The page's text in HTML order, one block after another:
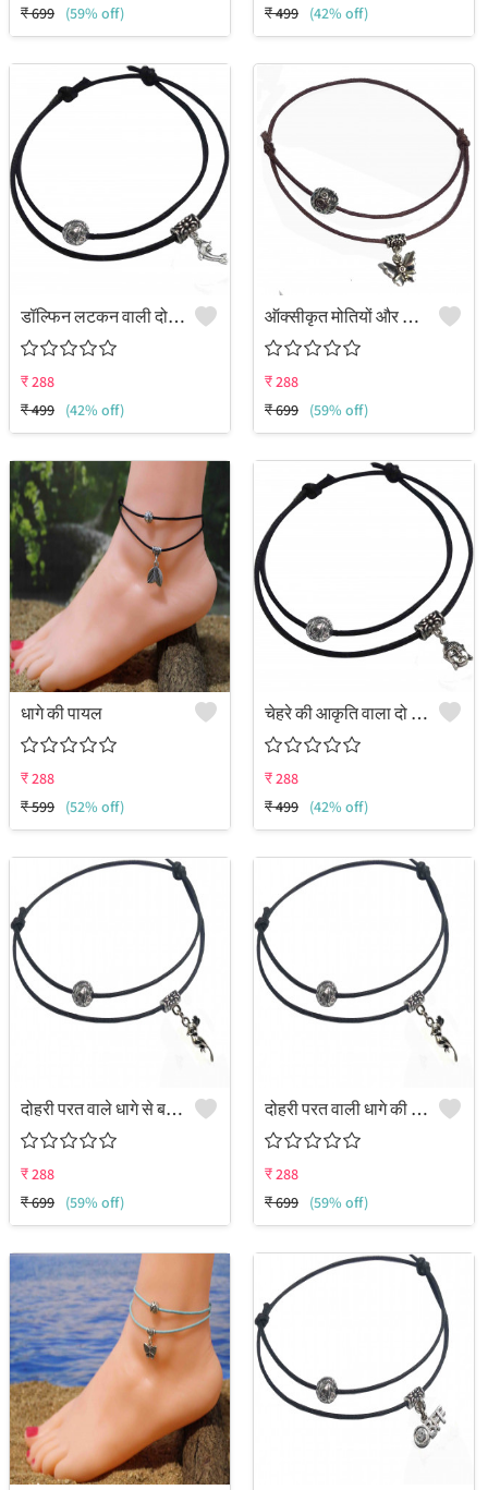
₹699 (59% off) ₹499 (42% off)
डॉल्फिन लटकन वाली दोहरी परत वाली काले धागे की पायल
₹288
₹499 (42% off)
ऑक्सीकृत मोतियों और तितली लटकन वाली दोहरी परत वाली समायोज्य धागे की पायल/नजरिया पायल
₹288
₹699 (59% off)
धागे की पायल
₹288
₹599 (52% off)
चेहरे की आकृति वाला दो परत वाला काले धागे का पायल
₹288
₹499 (42% off)
दोहरी परत वाले धागे से बनी पायल, जिसमें चिड़िया का चित्र लटका हुआ है।
₹288
₹699 (59% off)
दोहरी परत वाली धागे की पायल, जिसमें दो लटकने वाली चिड़िया लगी हैं।
₹288
₹699 (59% off)